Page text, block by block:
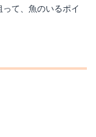
て、魚のいるポイ